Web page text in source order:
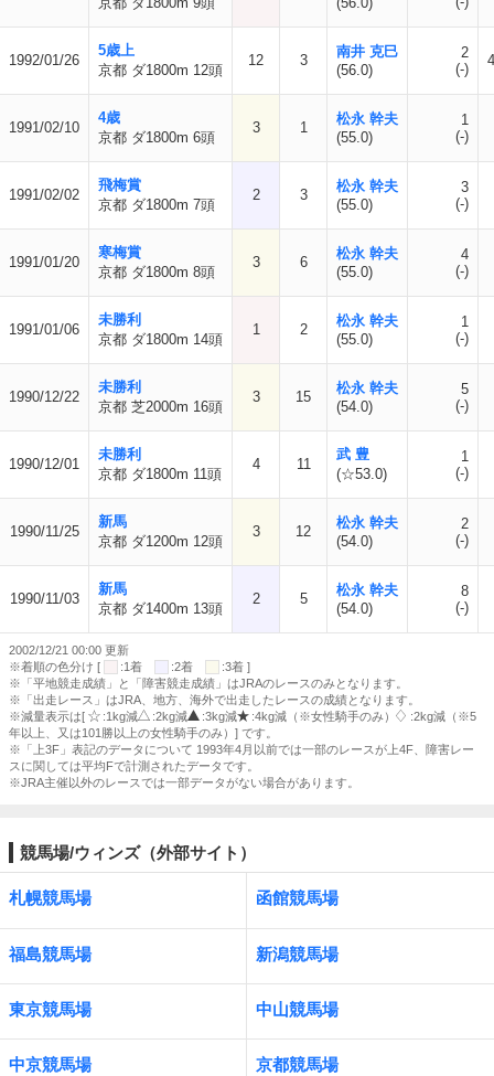
1992/01/26
5歳上
京都 ダ1800m 12頭
12 3
南井 克巳
(56.0)
2
(-)
1991/02/10
4歳
京都 ダ1800m 6頭
3 1
松永 幹夫
(55.0)
1
(-)
1991/02/02
飛梅賞
京都 ダ1800m 7頭
2 3
松永 幹夫
(55.0)
3
(-)
1991/01/20
寒梅賞
京都 ダ1800m 8頭
3 6
松永 幹夫
(55.0)
4
(-)
1991/01/06
未勝利
京都 ダ1800m 14頭
1 2
松永 幹夫
(55.0)
1
(-)
1990/12/22
未勝利
京都 芝2000m 16頭
3 15
松永 幹夫
(54.0)
5
(-)
1990/12/01
未勝利
京都 ダ1800m 11頭
4 11
武 豊
(☆53.0)
1
(-)
1990/11/25
新馬
京都 ダ1200m 12頭
3 12
松永 幹夫
(54.0)
2
(-)
1990/11/03
新馬
京都 ダ1400m 13頭
2 5
松永 幹夫
(54.0)
8
(-)
2002/12/21 00:00 更新
※着順の色分け [
:1着 :2着
:3着 ]
※「平地競走成績」と「障害競走成績」はJRAのレースのみとなります。
※「出走レース」はJRA、地方、海外で出走したレースの成績となります。
※減量表示は[
:1kg減 :2kg減 :3kg減 :4kg減（※女性騎手のみ）
:2kg減（※5
年以上、又は101勝以上の女性騎手のみ）] です。
※「上3F」表記のデータについて 1993年4月以前では一部のレースが上4F、障害レー
スに関しては平均Fで計測されたデータです。
※JRA主催以外のレースでは一部データがない場合があります。
競馬場/ウィンズ（外部サイト）
札幌競馬場 函館競馬場
福島競馬場 新潟競馬場
東京競馬場 中山競馬場
中京競馬場 京都競馬場